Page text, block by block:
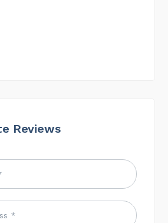
Reviews